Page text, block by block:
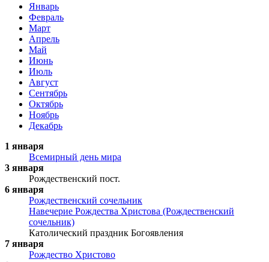
Январь
Февраль
Март
Апрель
Май
Июнь
Июль
Август
Сентябрь
Октябрь
Ноябрь
Декабрь
1 января
Всемирный день мира
3 января
Рождественский пост.
6 января
Рождественский сочельник
Навечерие Рождества Христова (Рождественский
сочельник)
Католический праздник Богоявления
7 января
Рождество Христово